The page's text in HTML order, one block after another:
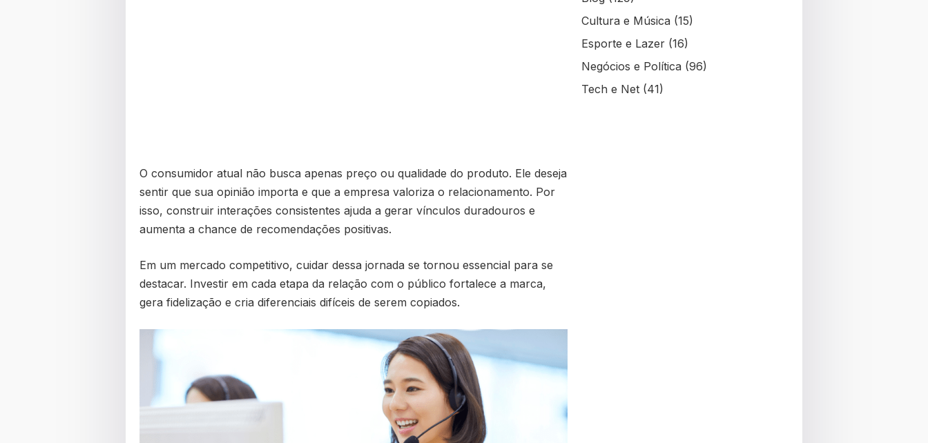
O consumidor atual não busca apenas preço ou qualidade do produto. Ele deseja
sentir que sua opinião importa e que a empresa valoriza o relacionamento. Por
isso, construir interações consistentes ajuda a gerar vínculos duradouros e
aumenta a chance de recomendações positivas.
Em um mercado competitivo, cuidar dessa jornada se tornou essencial para se
destacar. Investir em cada etapa da relação com o público fortalece a marca,
gera fidelização e cria diferenciais difíceis de serem copiados.
Cultura e Música (15)
Esporte e Lazer (16)
Negócios e Política (96)
Tech e Net (41)